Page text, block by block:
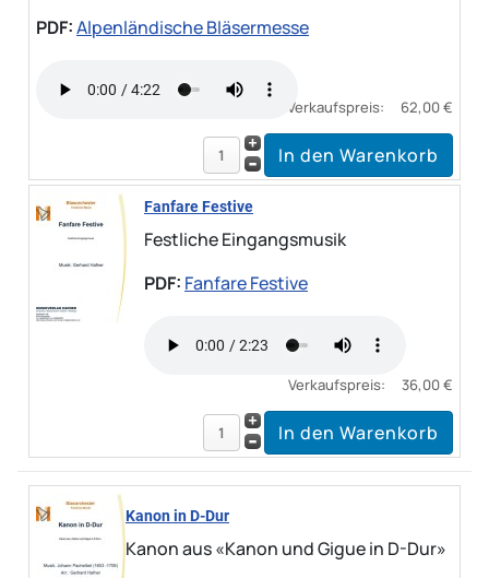
PDF:Alpenländische Bläsermesse
Verkaufspreis: 62,00 €
Fanfare Festive
Festliche Eingangsmusik
PDF: Fanfare Festive
Verkaufspreis: 36,00 €
Kanon in D-Dur
Kanon aus «Kanon und Gigue in D-Dur»